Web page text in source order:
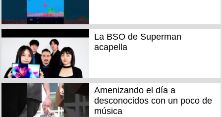
La BSO de Superman
acapella
Amenizando el día a
desconocidos con un poco de
música